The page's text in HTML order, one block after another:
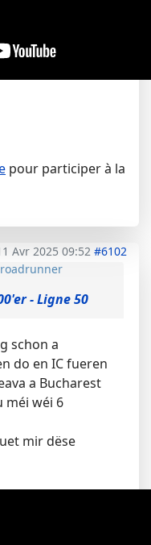
pour participer à la
Avr 2025 09:52 #6102
roadrunner
- Ligne 50
schon a
do en IC fueren
a Bucharest
méi wéi 6
mir dëse